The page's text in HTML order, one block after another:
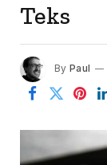
Teks
By Paul